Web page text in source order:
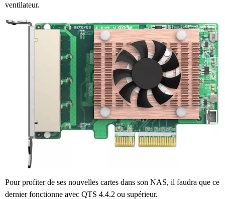
ventilateur.
Pour profiter de ses nouvelles cartes dans son NAS, il faudra que ce
dernier fonctionne avec QTS 4.4.2 ou supérieur.